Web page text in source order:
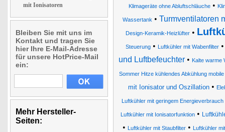
mit Ionisatoren
Bleiben Sie mit uns im
Kontakt und tragen Sie
hier Ihre E-Mail-Adresse
für unsere HotPrice-Mail
ein:
Mehr Hersteller-
Seiten:
Klimageräte ohne Abluftschläuche•
Wassertank • Turmventilatoren
Design-Keramik-Heizlüfter •
Steuerung• Luftkühler mit Wabenfilter
und Luftbefeuchter • Kalte warme
Sommer Hitze kühlendes Abkühlung
mit Ionisator und Oszillation•
Luftkühler mit geringem Energieverbrauch
Luftkühler mit Ionisatorfunktion•
• Luftkühler mit Staubfilter• Luftkühler